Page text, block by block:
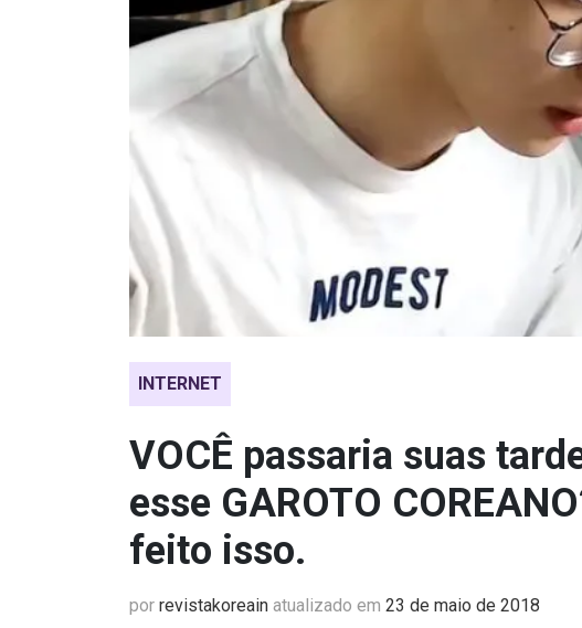
INTERNET
VOCÊ passaria suas
esse GAROTO
feito isso.
por revistakoreain atualizado em 23 de maio de 2018